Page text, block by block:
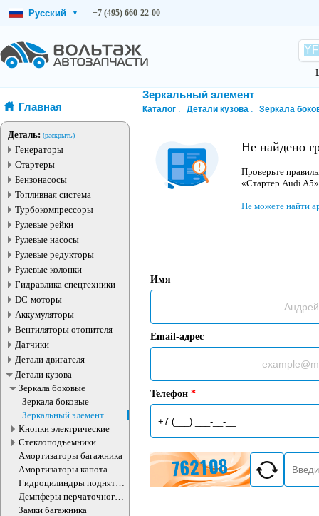
Русский ▾ +7 (495) 660-22-00
Главная
Деталь: (раскрыть)
Генераторы
Стартеры
Бензонасосы
Топливная система
Турбокомпрессоры
Рулевые рейки
Рулевые насосы
Рулевые редукторы
Рулевые колонки
Гидравлика спецтехники
DC-моторы
Аккумуляторы
Вентиляторы отопителя
Датчики
Детали двигателя
Детали кузова
Зеркала боковые
Зеркала боковые
Зеркальный элемент
Кнопки электрические
Стеклоподъемники
Амортизаторы багажника
Амортизаторы капота
Гидроцилиндры поднятия
кабины
Демпферы перчаточного
ящика
Замки багажника
Зеркальный элемент
Каталог Детали кузова Зеркала
Не найдено
Проверьте
«Стартер Audi
Не можете найти
Имя
Email-адрес
Телефон *